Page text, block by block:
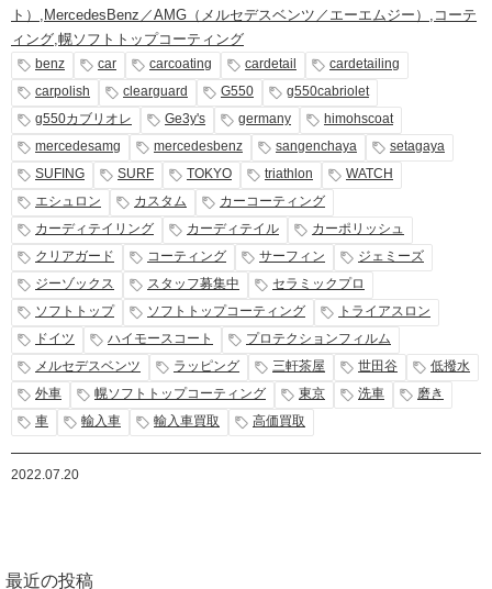
ト） , MercedesBenz／AMG（メルセデスベンツ／エーエムジー） , コーテ
ィング,幌ソフトトップコーティング
benz car carcoating cardetail
cardetailing
carpolish
clearguard G550
g550cabriolet
g550カブリオレ
Ge3y's germany
himohscoat
mercedesamg
mercedesbenz sangenchaya
setagaya
SUFING
SURF TOKYO triathlon
WATCH
エシュロン
カスタム
カーコーティング
カーディテイリング
カーディテイル
カーポリッシュ
クリアガード
コーティング サーフィン
ジェミーズ
ジーゾックス
スタッフ募集中
セラミックプロ
ソフトトップ
ソフトトップコーティング
トライアスロン
ドイツ
ハイモースコート
プロテクションフィルム
メルセデスベンツ
ラッピング 三軒茶屋 世田谷
低撥水
外車
幌ソフトトップコーティング 東京 洗車
磨き
車
輸入車 輸入車買取 高価買取
2022.07.20
最近の投稿